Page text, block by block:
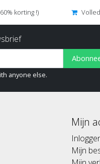
korting !)
anyone else.
Mijn
Mijn